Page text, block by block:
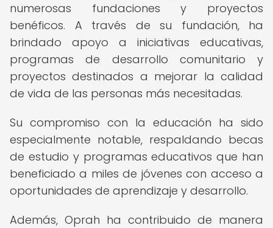
numerosas fundaciones y proyectos
benéficos. A través de su fundación, ha
brindado apoyo a iniciativas educativas,
programas de desarrollo comunitario y
proyectos destinados a mejorar la calidad
de vida de las personas más necesitadas.
Su compromiso con la educación ha sido
especialmente notable, respaldando becas
de estudio y programas educativos que han
beneficiado a miles de jóvenes con acceso a
oportunidades de aprendizaje y desarrollo.
Además, Oprah ha contribuido de manera